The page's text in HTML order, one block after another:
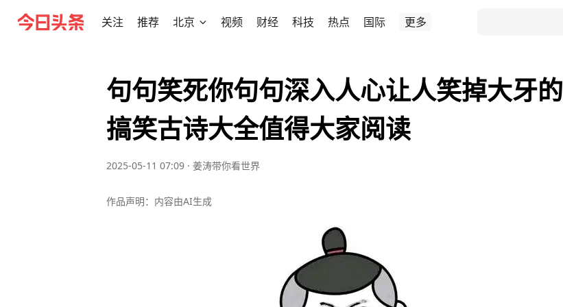
关注 推荐 北京 视频 财经 科技 热点 国际 更多
句句笑死你句句深入人心让人笑掉大牙的
搞笑古诗大全值得大家阅读
2025-05-11 07:09 · 姜涛带你看世界
作品声明：内容由AI生成